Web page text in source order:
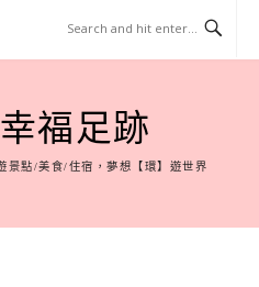
福足跡
景點/美食/住宿，夢想【環】遊世界